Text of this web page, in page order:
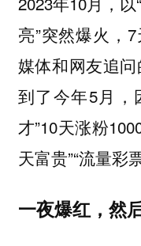
亮”突然爆火，
媒体和网友追问
到了今年5月，
才”10天涨粉
天富贵”“流量彩
一夜爆红，然